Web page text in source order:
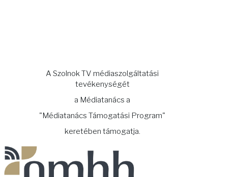
A Szolnok TV médiaszolgáltatási
tevékenységét
a Médiatanács a
"Médiatanács Támogatási Program"
keretében támogatja.